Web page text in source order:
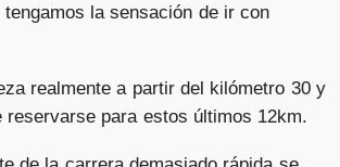
tengamos la sensación de ir con
realmente a partir del kilómetro 30 y
reservarse para estos últimos 12km.